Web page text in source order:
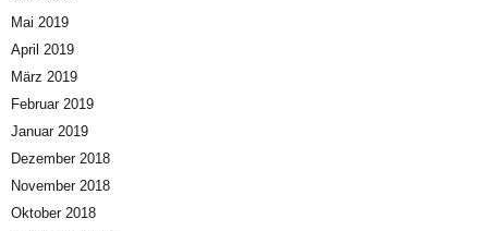
Mai 2019
April 2019
März 2019
Februar 2019
Januar 2019
Dezember 2018
November 2018
Oktober 2018